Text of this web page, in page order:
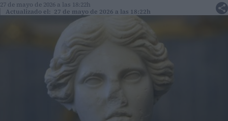
27 de mayo de 2026 a las 18:22h
Actualizado el: 27 de mayo de 2026 a las 18:22h